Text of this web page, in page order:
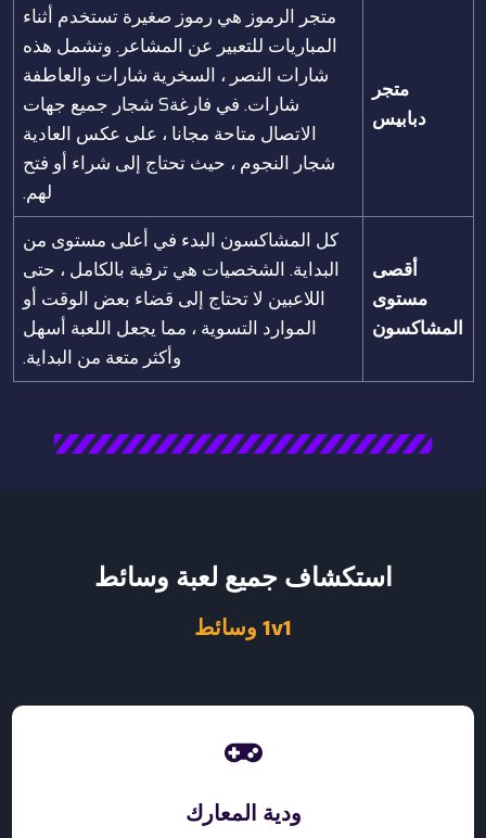
متجر
دبابيس
متجر الرموز هي رموز صغيرة تستخدم أثناء
المباريات للتعبير عن المشاعر. وتشمل هذه
شارات النصر ، السخرية شارات والعاطفة
شارات. في فارغةS شجار جميع جهات
الاتصال متاحة مجانا ، على عكس العادية
شجار النجوم ، حيث تحتاج إلى شراء أو فتح
لهم.
أقصى
مستوى
المشاكسون
كل المشاكسون البدء في أعلى مستوى من
البداية. الشخصيات هي ترقية بالكامل ، حتى
اللاعبين لا تحتاج إلى قضاء بعض الوقت أو
الموارد التسوية ، مما يجعل اللعبة أسهل
وأكثر متعة من البداية.
استكشاف جميع لعبة وسائط
1v1 وسائط
ودية المعارك